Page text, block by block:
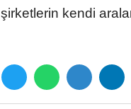
şirketlerin kendi